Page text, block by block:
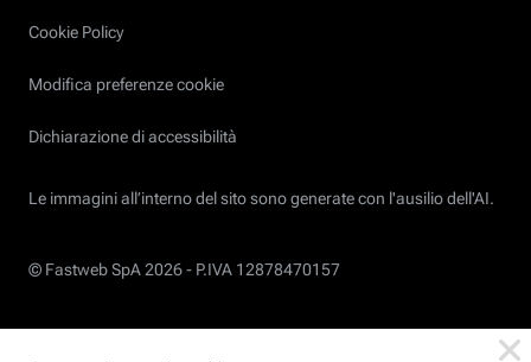
Cookie Policy
Modifica preferenze cookie
Dichiarazione di accessibilità
Le immagini all’interno del sito sono generate con l'ausilio dell'AI.
© Fastweb SpA 2026 - P.IVA 12878470157